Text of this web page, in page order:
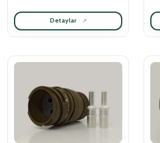
Detaylar